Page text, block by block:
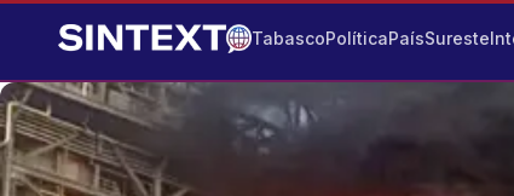
TabascoPolíticaPaísSureste